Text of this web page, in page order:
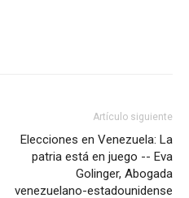
Artículo siguiente
Elecciones en Venezuela: La
patria está en juego -- Eva
Golinger, Abogada
venezuelano-estadounidense